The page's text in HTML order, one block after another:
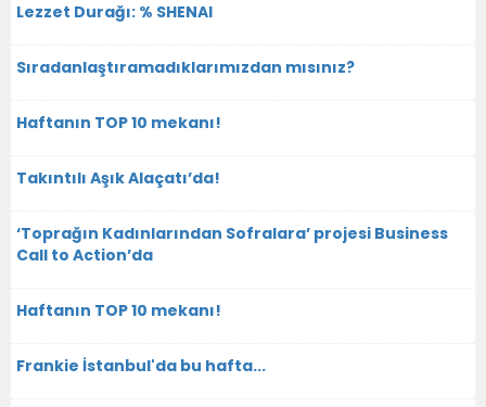
Lezzet Durağı: % SHENAI
Sıradanlaştıramadıklarımızdan mısınız?
Haftanın TOP 10 mekanı!
Takıntılı Aşık Alaçatı’da!
‘Toprağın Kadınlarından Sofralara’ projesi Business
Call to Action’da
Haftanın TOP 10 mekanı!
Frankie İstanbul'da bu hafta...